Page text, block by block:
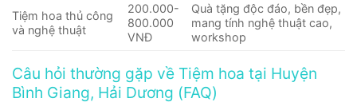
Tiệm hoa thủ công
và nghệ thuật
200.000-
800.000
VNĐ
Quà tặng độc đáo, bền đẹp,
mang tính nghệ thuật cao,
workshop
Câu hỏi thường gặp về Tiệm hoa tại Huyện
Bình Giang, Hải Dương (FAQ)